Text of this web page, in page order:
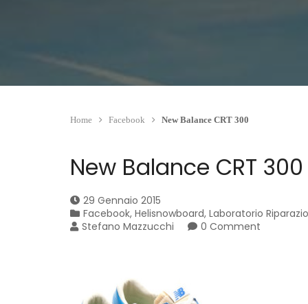
Home Facebook New Balance CRT 300
New Balance CRT 300
29 Gennaio 2015
Facebook, Helisnowboard, Laboratorio
Stefano Mazzucchi
0 Comment